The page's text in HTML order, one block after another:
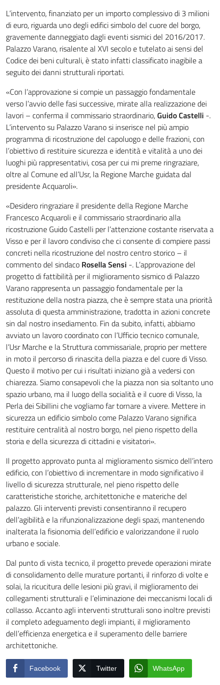
L’intervento, finanziato per un importo complessivo di 3 milioni
di euro, riguarda uno degli edifici simbolo del cuore del borgo,
gravemente danneggiato dagli eventi sismici del 2016/2017.
Palazzo Varano, risalente al XVI secolo e tutelato ai sensi del
Codice dei beni culturali, è stato infatti classificato inagibile a
seguito dei danni strutturali riportati.
«Con l’approvazione si compie un passaggio fondamentale
verso l’avvio delle fasi successive, mirate alla realizzazione dei
lavori – conferma il commissario straordinario,Guido Castelli -.
L’intervento su Palazzo Varano si inserisce nel più ampio
programma di ricostruzione del capoluogo e delle frazioni, con
l’obiettivo di restituire sicurezza e identità e vitalità a uno dei
luoghi più rappresentativi, cosa per cui mi preme ringraziare,
oltre al Comune ed all’Usr, la Regione Marche guidata dal
presidente Acquaroli».
«Desidero ringraziare il presidente della Regione Marche
Francesco Acquaroli e il commissario straordinario alla
ricostruzione Guido Castelli per l’attenzione costante riservata a
Visso e per il lavoro condiviso che ci consente di compiere passi
concreti nella ricostruzione del nostro centro storico – il
commento del sindaco Rosella Sensi -. L’approvazione del
progetto di fattibilità per il miglioramento sismico di Palazzo
Varano rappresenta un passaggio fondamentale per la
restituzione della nostra piazza, che è sempre stata una priorità
assoluta di questa amministrazione, tradotta in azioni concrete
sin dal nostro insediamento. Fin da subito, infatti, abbiamo
avviato un lavoro coordinato con l’Ufficio tecnico comunale,
l’Usr Marche e la Struttura commissariale, proprio per mettere
in moto il percorso di rinascita della piazza e del cuore di Visso.
Questo il motivo per cui i risultati iniziano già a vedersi con
chiarezza. Siamo consapevoli che la piazza non sia soltanto uno
spazio urbano, ma il luogo della socialità e il cuore di Visso, la
Perla dei Sibillini che vogliamo far tornare a vivere. Mettere in
sicurezza un edificio simbolo come Palazzo Varano significa
restituire centralità al nostro borgo, nel pieno rispetto della
storia e della sicurezza di cittadini e visitatori».
Il progetto approvato punta al miglioramento sismico dell’intero
edificio, con l’obiettivo di incrementare in modo significativo il
livello di sicurezza strutturale, nel pieno rispetto delle
caratteristiche storiche, architettoniche e materiche del
palazzo. Gli interventi previsti consentiranno il recupero
dell’agibilità e la rifunzionalizzazione degli spazi, mantenendo
inalterata la fisionomia dell’edificio e valorizzandone il ruolo
urbano e sociale.
Dal punto di vista tecnico, il progetto prevede operazioni mirate
di consolidamento delle murature portanti, il rinforzo di volte e
solai, la ricucitura delle lesioni più gravi, il miglioramento dei
collegamenti strutturali e l’eliminazione dei meccanismi locali di
collasso. Accanto agli interventi strutturali sono inoltre previsti
il completo adeguamento degli impianti, il miglioramento
dell’efficienza energetica e il superamento delle barriere
architettoniche.
Facebook Twitter WhatsApp